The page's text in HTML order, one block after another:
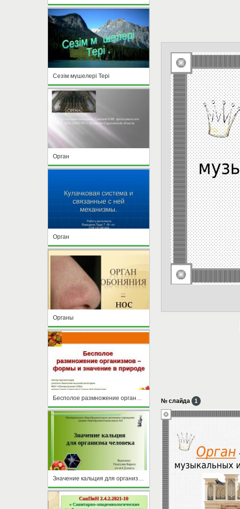
Сезім мүшелері Тері
Орган
Орган
Органы
Бесполое размножение организмов формы и значение в природе
Значение кальция для организма человека
№ слайда 1